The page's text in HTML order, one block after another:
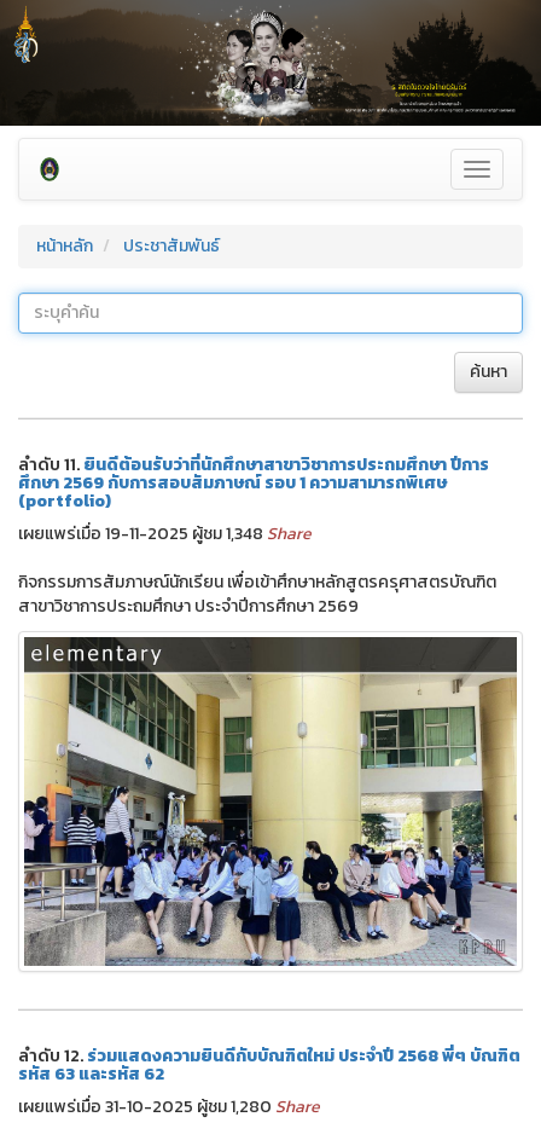
Toggle
หน้าหลัก
ประชาสัมพันธ์
ค้นหา
ลำดับ 11.ยินดีต้อนรับว่าที่นักศึกษาสาขาวิชาการประถมศึกษา ปีการ
ศึกษา 2569 กับการสอบสัมภาษณ์ รอบ 1 ความสามารถพิเศษ
(portfolio)
เผยแพร่เมื่อ 19-11-2025 ผู้ชม 1,348 Share
กิจกรรมการสัมภาษณ์นักเรียน เพื่อเข้าศึกษาหลักสูตรครุศาสตรบัณฑิต
สาขาวิชาการประถมศึกษา ประจำปีการศึกษา 2569
ลำดับ 12.ร่วมแสดงความยินดีกับบัณฑิตใหม่ ประจำปี 2568 พี่ๆ บัณฑิต
รหัส 63 และรหัส 62
เผยแพร่เมื่อ 31-10-2025 ผู้ชม 1,280 Share